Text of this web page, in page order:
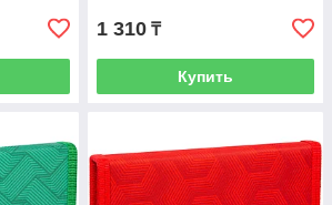
1 310 ₸
Купить